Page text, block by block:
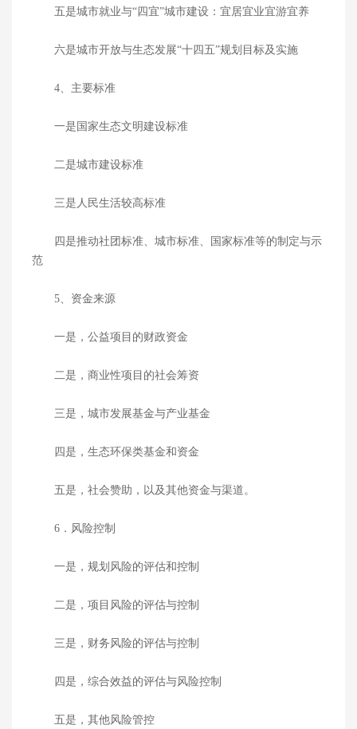
五是城市就业与“四宜”城市建设：宜居宜业宜游宜养
六是城市开放与生态发展“十四五”规划目标及实施
4、主要标准
一是国家生态文明建设标准
二是城市建设标准
三是人民生活较高标准
四是推动社团标准、城市标准、国家标准等的制定与示
范
5、资金来源
一是，公益项目的财政资金
二是，商业性项目的社会筹资
三是，城市发展基金与产业基金
四是，生态环保类基金和资金
五是，社会赞助，以及其他资金与渠道。
6．风险控制
一是，规划风险的评估和控制
二是，项目风险的评估与控制
三是，财务风险的评估与控制
四是，综合效益的评估与风险控制
五是，其他风险管控